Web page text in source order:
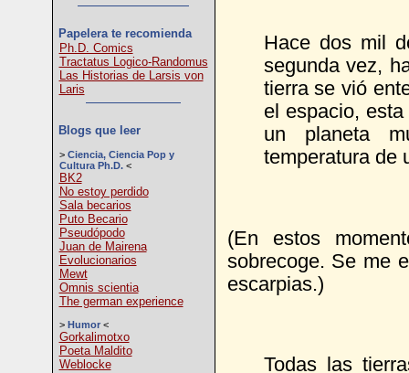
Papelera te recomienda
Ph.D. Comics
Tractatus Logico-Randomus
Las Historias de Larsis von
Laris
Blogs que leer
> Ciencia, Ciencia Pop y
Cultura Ph.D.<
BK2
No estoy perdido
Sala becarios
Puto Becario
Pseudópodo
Juan de Mairena
Evolucionarios
Mewt
Omnis scientia
The german experience
> Humor<
Gorkalimotxo
Poeta Maldito
Weblocke
Hace dos mil
segunda vez,
tierra se vió
el espacio,
un planeta
temperatura de
(En estos
sobrecoge. Se me
escarpias.)
Todas las